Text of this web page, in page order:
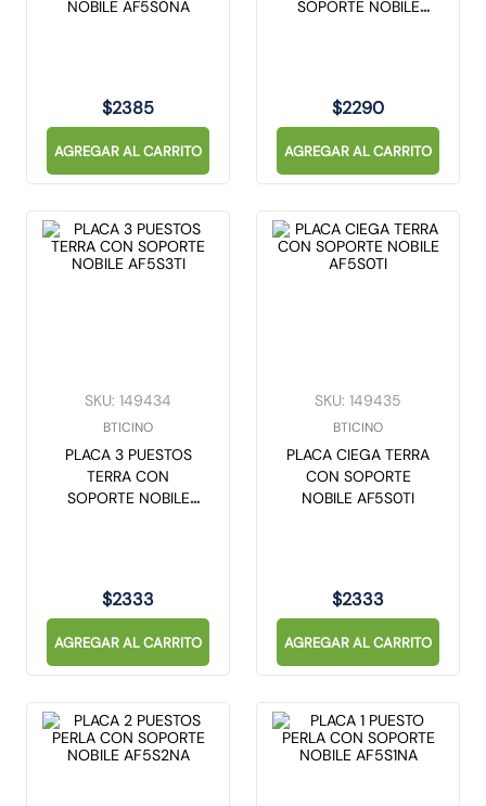
NOBILE AF5S0NA
$2385
AGREGAR AL CARRITO
SOPORTE NOBILE
$2290
AGREGAR AL CARRITO
SKU: 149434
BTICINO
PLACA 3 PUESTOS
TERRA CON
SOPORTE NOBILE
$2333
AGREGAR AL CARRITO
SKU: 149435
BTICINO
PLACA CIEGA TERRA
CON SOPORTE
NOBILE AF5S0TI
$2333
AGREGAR AL CARRITO